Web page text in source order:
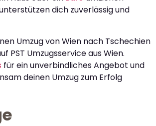
dich zuverlässig und
Umzug von Wien nach Tschechien
PST Umzugsservice aus Wien.
für ein unverbindliches Angebot und
deinen Umzug zum Erfolg